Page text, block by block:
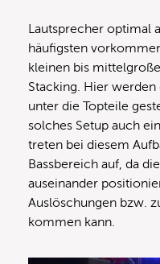
Lautsprecher optimal
häufigsten
kleinen bis
Stacking. Hier werden
unter die Topteile
solches Setup auch
treten bei diesem
Bassbereich auf, da
auseinander
Auslöschungen bzw.
kommen kann.